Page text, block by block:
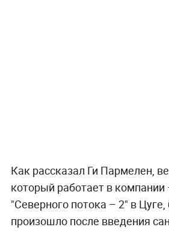
Как рассказал Ги Пармелен,
который работает в компании
"Северного потока – 2" в
произошло после введения